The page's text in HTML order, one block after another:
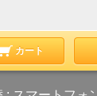
カート